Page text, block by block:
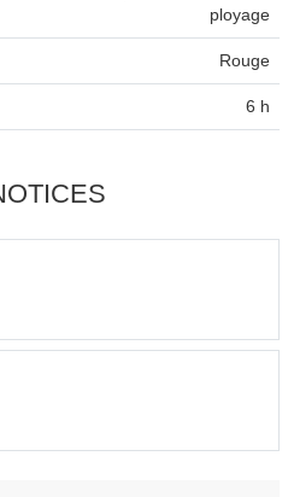
ployage
Rouge
6 h